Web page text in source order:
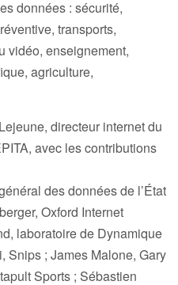
données : sécurité,
transports,
vidéo, enseignement,
agriculture,
directeur internet du
avec les contributions
des données de l’État
Oxford Internet
laboratoire de Dynamique
Snips ; James Malone, Gary
Sports ; Sébastien